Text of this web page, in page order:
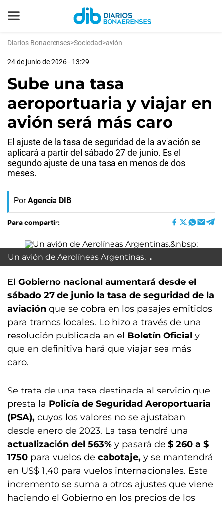
Diarios Bonaerenses>Sociedad>avión
24 de junio de 2026 - 13:29
Sube una tasa
aeroportuaria y viajar en
avión será más caro
El ajuste de la tasa de seguridad de la aviación se
aplicará a partir del sábado 27 de junio. Es el
segundo ajuste de una tasa en menos de dos
meses.
Por Agencia DIB
Para compartir:
Un avión de Aerolíneas Argentinas.
El Gobierno nacional aumentará desde el
sábado 27 de junio la tasa de seguridad de la
aviación que se cobra en los pasajes emitidos
para tramos locales. Lo hizo a través de una
resolución publicada en el Boletín Oficial y
que en definitiva hará que viajar sea más
caro.
Se trata de una tasa destinada al servicio que
presta la Policía de Seguridad Aeroportuaria
(PSA), cuyos los valores no se ajustaban
desde enero de 2023. La tasa tendrá una
actualización del 563% y pasará de $ 260 a $
1750 para vuelos de cabotaje, y se mantendrá
en US$ 1,40 para vuelos internacionales. Este
incremento se suma a otros ajustes que viene
haciendo el Gobierno en los precios de los